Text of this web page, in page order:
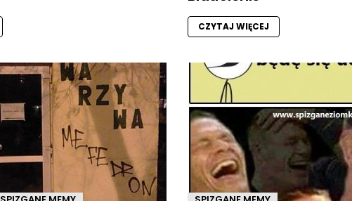
CZYTAJ WIĘCEJ